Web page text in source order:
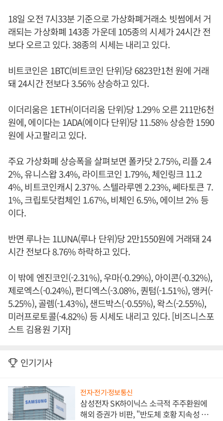
18일 오전 7시33분 기준으로 가상화폐거래소 빗썸에서 거
래되는 가상화폐 143종 가운데 105종의 시세가 24시간 전
보다 오르고 있다. 38종의 시세는 내리고 있다.
비트코인은 1BTC(비트코인 단위)당 6823만1천 원에 거래
돼 24시간 전보다 3.56% 상승하고 있다.
이더리움은 1ETH(이더리움 단위)당 1.29% 오른 211만6천
원에, 에이다는 1ADA(에이다 단위)당 11.58% 상승한 1590
원에 사고팔리고 있다.
주요 가상화폐 상승폭을 살펴보면 폴카닷 2.75%, 리플 2.4
2%, 유니스왑 3.4%, 라이트코인 1.79%, 체인링크 11.2
4%, 비트코인캐시 2.37%. 스텔라루멘 2.23%, 쎄타토큰 7.
1%, 크립토닷컴체인 1.67%, 비체인 6.5%, 에이브 2% 등
이다.
반면 루나는 1LUNA(루나 단위)당 2만1550원에 거래돼 24
시간 전보다 8.76% 하락하고 있다.
이 밖에 엔진코인(-2.31%), 우마(-0.29%), 아이콘(-0.32%),
제로엑스(-0.24%), 펀디엑스(-3.08%, 퀀텀(-1.51%), 앵커(-
5.25%), 골렘(-1.43%), 샌드박스(-0.55%), 왁스(-2.55%),
미러프로토콜(-4.82%) 등 시세도 내리고 있다. [비즈니스포
스트 김용원 기자]
인기기사
전자·전기·정보통신
삼성전자 SK하이닉스 소극적 주주환원에
해외 증권가 비판, "반도체 호황 지속성 의